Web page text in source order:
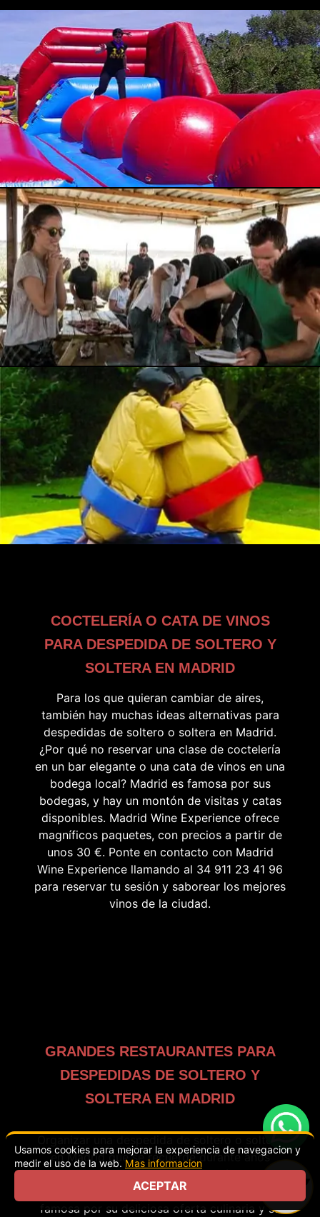
Usamos cookies para mejorar la experiencia de navegacion y
medir el uso de la web. Mas informacion
ACEPTAR
COCTELERÍA O CATA DE VINOS
PARA DESPEDIDA DE SOLTERO Y
SOLTERA EN MADRID
Para los que quieran cambiar de aires,
también hay muchas ideas alternativas para
despedidas de soltero o soltera en Madrid.
¿Por qué no reservar una clase de coctelería
en un bar elegante o una cata de vinos en una
bodega local? Madrid es famosa por sus
bodegas, y hay un montón de visitas y catas
disponibles. Madrid Wine Experience ofrece
magníficos paquetes, con precios a partir de
unos 30 €. Ponte en contacto con Madrid
Wine Experience llamando al 34 911 23 41 96
para reservar tu sesión y saborear los mejores
vinos de la ciudad.
GRANDES RESTAURANTES PARA
DESPEDIDAS DE SOLTERO Y
SOLTERA EN MADRID
en Madrid que se recuerde durante años
puede depender de la selección del
restaurante adecuado. La capital española es
famosa por su deliciosa oferta culinaria y su